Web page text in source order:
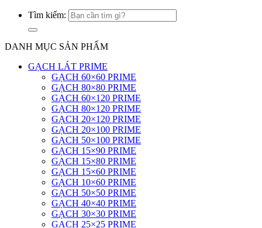
Tìm kiếm:
DANH MỤC SẢN PHẨM
GẠCH LÁT PRIME
GẠCH 60×60 PRIME
GẠCH 80×80 PRIME
GẠCH 60×120 PRIME
GẠCH 80×120 PRIME
GẠCH 20×120 PRIME
GẠCH 20×100 PRIME
GẠCH 50×100 PRIME
GẠCH 15×90 PRIME
GẠCH 15×80 PRIME
GẠCH 15×60 PRIME
GẠCH 10×60 PRIME
GẠCH 50×50 PRIME
GẠCH 40×40 PRIME
GẠCH 30×30 PRIME
GẠCH 25×25 PRIME